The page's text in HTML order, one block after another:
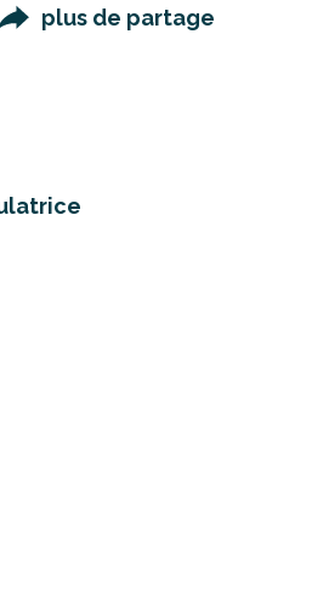
plus de partage